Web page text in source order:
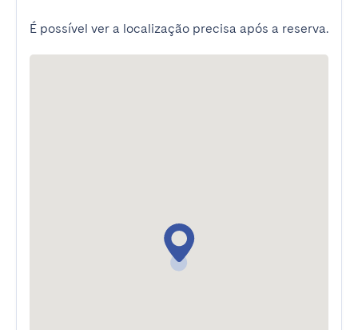
É possível ver a localização precisa após a reserva.